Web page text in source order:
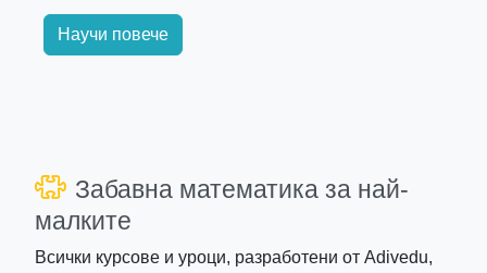
Научи повече
Забавна математика за най-
малките
Всички курсове и уроци, разработени от Adivedu,